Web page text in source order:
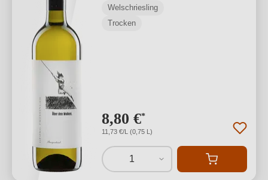
Welschriesling
Trocken
8,80 €*
11,73 €/L (0,75 L)
1